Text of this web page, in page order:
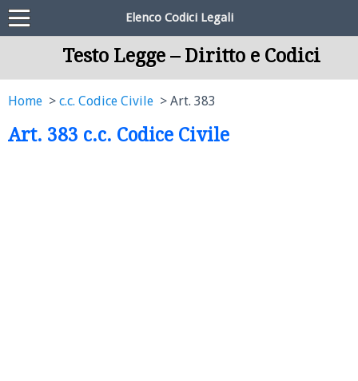
Elenco Codici Legali
Testo Legge – Diritto e Codici
Home c.c. Codice Civile Art. 383
Art. 383 c.c. Codice Civile